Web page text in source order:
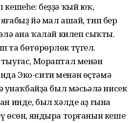
кешеһе: беҙҙә ҡый юҡ,
йә мал ашай, тип бер
ана ҡалай килеп сыҡты.
та бөтөрөрлөк түгел.
Мораптал менән
Эко-сити менән өҫтәмә
был мәсьәлә нисек
инде, был хәлде аҙ ғына
өсөн, яндыра торғанын кеше